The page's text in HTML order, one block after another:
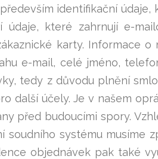
identifikační údaje,
které zahrnují e-
karty. Informace o
e-mail, celé jméno,
tedy z důvodu plnění
další účely. Je v našem
před budoucími spory.
systému musíme
objednávek pak také